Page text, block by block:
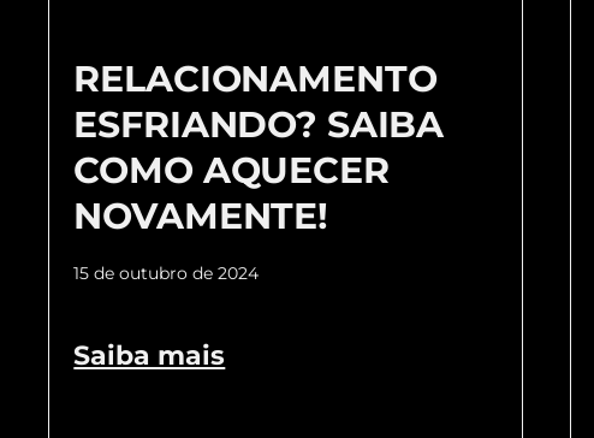
RELACIONAMENTO
ESFRIANDO? SAIBA
COMO AQUECER
NOVAMENTE!
15 de outubro de 2024
Saiba mais